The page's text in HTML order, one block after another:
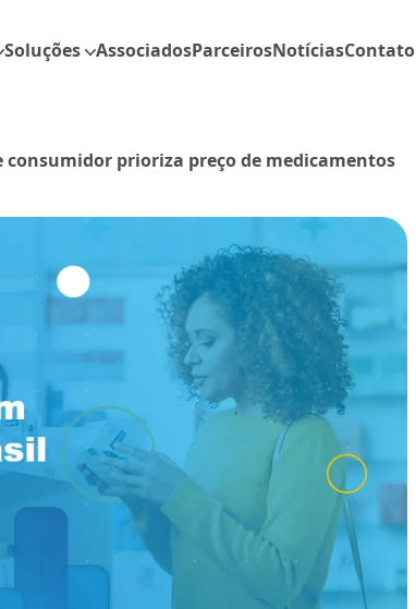
Soluções AssociadosParceirosNotíciasContato
consumidor prioriza preço de medicamentos